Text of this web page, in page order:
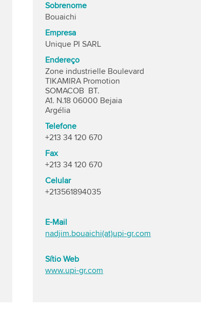
Sobrenome
Bouaichi
Empresa
Unique PI SARL
Endereço
Zone industrielle Boulevard
TIKAMIRA Promotion
SOMACOB BT.
A1. N.18 06000 Bejaia
Argélia
Telefone
+213 34 120 670
Fax
+213 34 120 670
Celular
+213561894035
E-Mail
nadjim.bouaichi(at)upi-gr.com
Sítio Web
www.upi-gr.com